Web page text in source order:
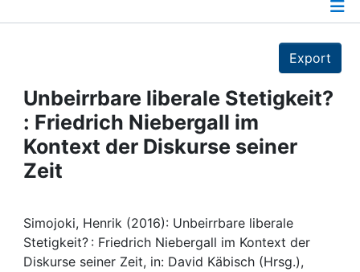
Projects
People
Institutions
Awards
My FIS
Export
Unbeirrbare liberale Stetigkeit?
: Friedrich Niebergall im
Kontext der Diskurse seiner
Zeit
Simojoki, Henrik (2016): Unbeirrbare liberale
Stetigkeit? : Friedrich Niebergall im Kontext der
Diskurse seiner Zeit, in: David Käbisch (Hrsg.),